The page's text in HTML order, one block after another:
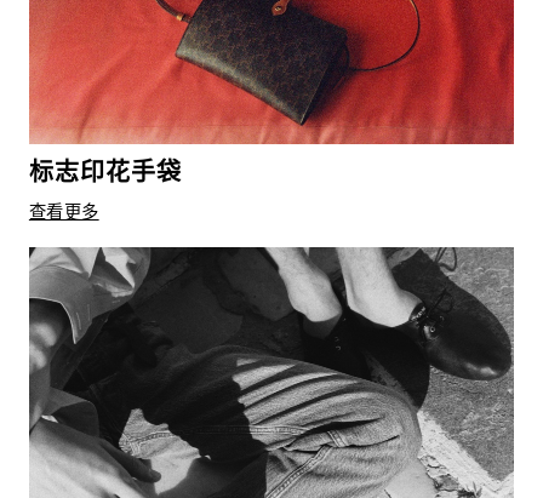
标志印花手袋
查看更多